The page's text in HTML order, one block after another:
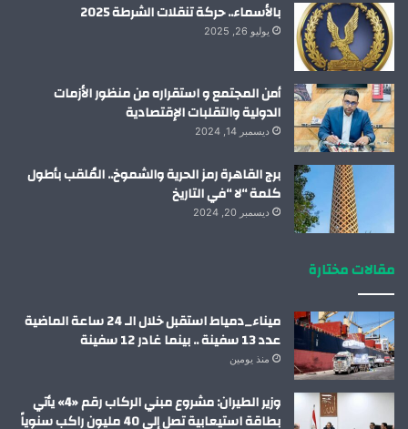
بالأسماء.. حركة تنقلات الشرطة 2025
يوليو 26, 2025
أمن المجتمع و استقراره من منظور الأزمات
الدولية والتقلبات الإقتصادية
ديسمبر 14, 2024
برج القاهرة رمز الحرية والشموخ.. المُلقب بأطول
كلمة “لا “في التاريخ
ديسمبر 20, 2024
مقالات مختارة
ميناء_دمياط استقبل خلال الـ 24 ساعة الماضية
عدد 13 سفينة .. بينما غادر 12 سفينة
منذ يومين
وزير الطيران: مشروع مبني الركاب رقم «4» يأتي
بطاقة استيعابية تصل إلى 40 مليون راكب سنوياً